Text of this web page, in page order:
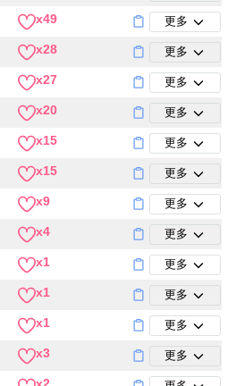
清除全部分類
搜尋
x49 更多
x28 更多
x27 更多
x20 更多
x15 更多
x15 更多
x9 更多
x4 更多
x1 更多
x1 更多
x1 更多
x3 更多